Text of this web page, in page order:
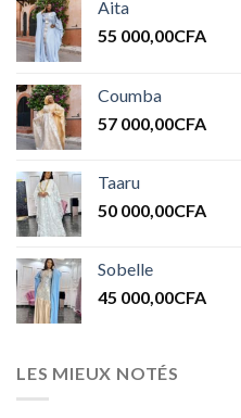
Aita
55 000,00CFA
Coumba
57 000,00CFA
Taaru
50 000,00CFA
Sobelle
45 000,00CFA
LES MIEUX NOTÉS